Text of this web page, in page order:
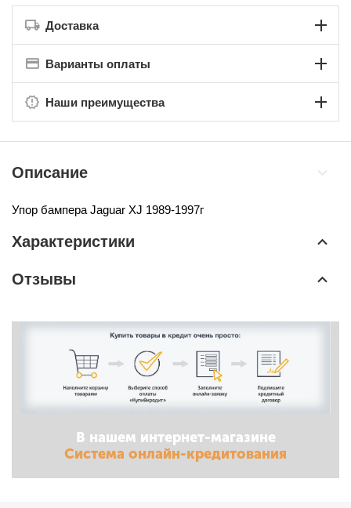
Доставка
Варианты оплаты
Наши преимущества
Описание
Упор бампера Jaguar XJ 1989-1997г
Характеристики
Отзывы
В нашем интернет-магазине
Система онлайн-кредитования